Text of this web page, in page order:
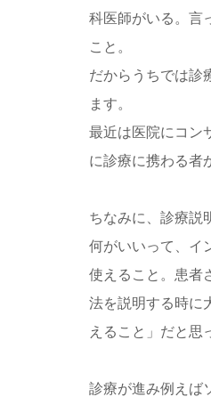
科医師がいる。言
こと。
だからうちでは診
ます。
最近は医院にコン
に診療に携わる者
ちなみに、診療説
何がいいって、イ
使えること。患者
法を説明する時に
えること」だと思
診療が進み例えば